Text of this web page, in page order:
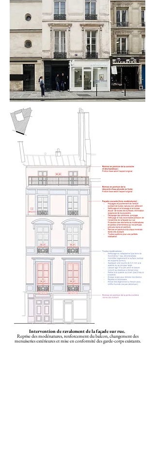
Intervention de ravalement de la façade sur rue.
Reprise des modénatures, renforcement du balcon, changement des
menuiseries extérieures et mise en conformité des garde-corps existants.